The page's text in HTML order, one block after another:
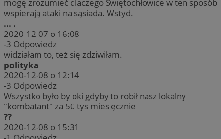
mogę zrozumieć dlaczego Świętochłowice w ten sposób
wspierają ataki na sąsiada. Wstyd.
... .
2020-12-07 o 16:08
-3 Odpowiedz
widziałam to, też się zdziwiłam.
polityka
2020-12-08 o 12:14
-3 Odpowiedz
Wszystko było by oki gdyby to robił nasz lokalny
"kombatant" za 50 tys miesięcznie
??
2020-12-08 o 15:31